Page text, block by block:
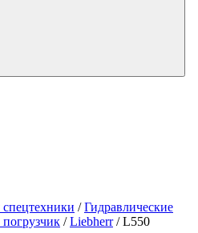
/Гидравлические
/Liebherr/L550